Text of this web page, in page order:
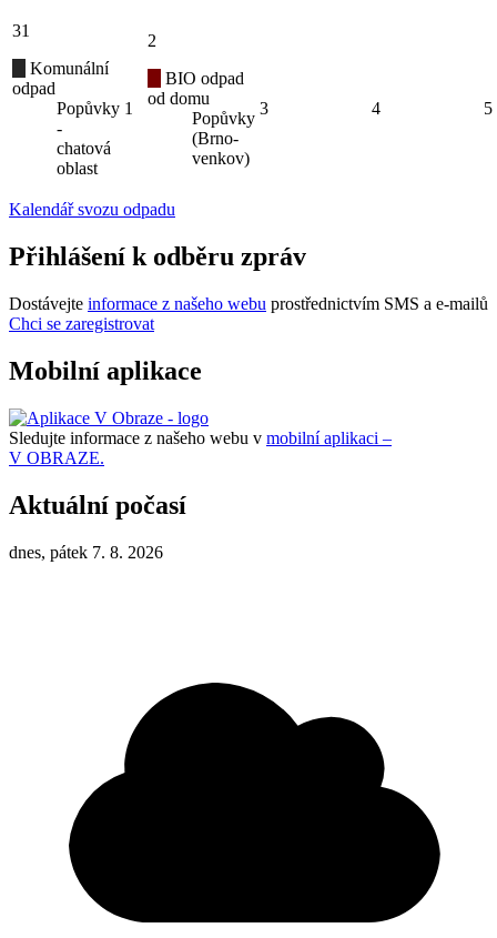
31
Komunální
odpad
Popůvky
-
chatová
oblast
1
2
BIO odpad
od domu
Popůvky
(Brno-
venkov)
3 4 5
Kalendář svozu odpadu
Přihlášení k odběru zpráv
Dostávejte informace z našeho webu prostřednictvím SMS a e-mailů
Chci se zaregistrovat
Mobilní aplikace
Sledujte informace z našeho webu v mobilní aplikaci –
V OBRAZE.
Aktuální počasí
dnes, pátek 7. 8. 2026